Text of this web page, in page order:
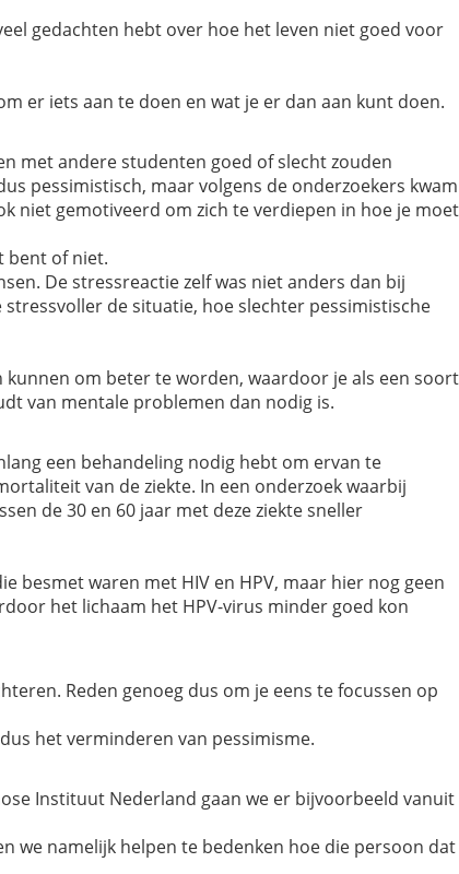
gedachten hebt over hoe het leven niet goed voor
er iets aan te doen en wat je er dan aan kunt doen.
met andere studenten goed of slecht zouden
pessimistisch, maar volgens de onderzoekers kwam
niet gemotiveerd om zich te verdiepen in hoe je moet
bent of niet.
De stressreactie zelf was niet anders dan bij
de situatie, hoe slechter pessimistische
om beter te worden, waardoor je als een soort
van mentale problemen dan nodig is.
een behandeling nodig hebt om ervan te
van de ziekte. In een onderzoek waarbij
de 30 en 60 jaar met deze ziekte sneller
besmet waren met HIV en HPV, maar hier nog geen
het lichaam het HPV-virus minder goed kon
Reden genoeg dus om je eens te focussen op
het verminderen van pessimisme.
Instituut Nederland gaan we er bijvoorbeeld vanuit
we namelijk helpen te bedenken hoe die persoon dat